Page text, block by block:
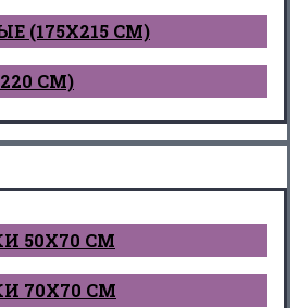
(175Х215 СМ)
СМ)
50Х70 СМ
70Х70 СМ